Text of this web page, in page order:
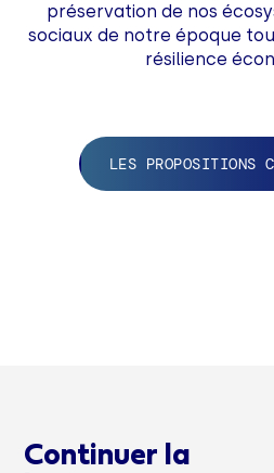
préservation de nos
sociaux de notre époque
résilience
LES PROPOSITIONS
Continuer la